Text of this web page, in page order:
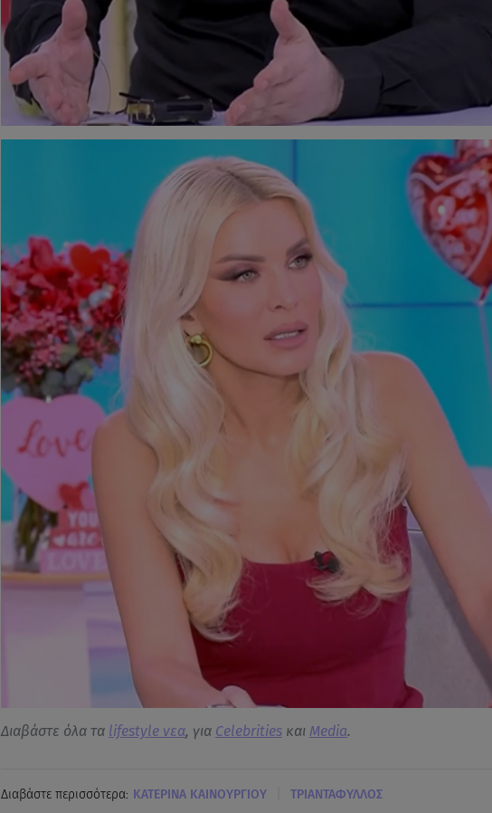
Διαβάστε όλα τα lifestyle νεα, για Celebritiesκαι Media.
Διαβάστε περισσότερα: KΑΤΕΡΙΝΑ ΚΑΙΝΟΥΡΓΙΟΥ ΤΡΙΑΝΤΑΦΥΛΛΟΣ